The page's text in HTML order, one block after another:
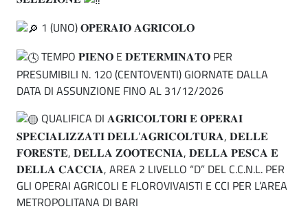
1 (UNO) 𝐎𝐏𝐄𝐑𝐀𝐈𝐎 𝐀𝐆𝐑𝐈𝐂𝐎𝐋𝐎
TEMPO 𝐏𝐈𝐄𝐍𝐎 E 𝐃𝐄𝐓𝐄𝐑𝐌𝐈𝐍𝐀𝐓𝐎 PER
PRESUMIBILI N. 120 (CENTOVENTI) GIORNATE DALLA
DATA DI ASSUNZIONE FINO AL 31/12/2026
QUALIFICA DI 𝐀𝐆𝐑𝐈𝐂𝐎𝐋𝐓𝐎𝐑𝐈 𝐄 𝐎𝐏𝐄𝐑𝐀𝐈
𝐒𝐏𝐄𝐂𝐈𝐀𝐋𝐈𝐙𝐙𝐀𝐓𝐈 𝐃𝐄𝐋𝐋’𝐀𝐆𝐑𝐈𝐂𝐎𝐋𝐓𝐔𝐑𝐀, 𝐃𝐄𝐋𝐋𝐄
𝐅𝐎𝐑𝐄𝐒𝐓𝐄, 𝐃𝐄𝐋𝐋𝐀 𝐙𝐎𝐎𝐓𝐄𝐂𝐍𝐈𝐀, 𝐃𝐄𝐋𝐋𝐀 𝐏𝐄𝐒𝐂𝐀 𝐄
𝐃𝐄𝐋𝐋𝐀 𝐂𝐀𝐂𝐂𝐈𝐀, AREA 2 LIVELLO “D” DEL C.C.N.L. PER
GLI OPERAI AGRICOLI E FLOROVIVAISTI E CCI PER L’AREA
METROPOLITANA DI BARI